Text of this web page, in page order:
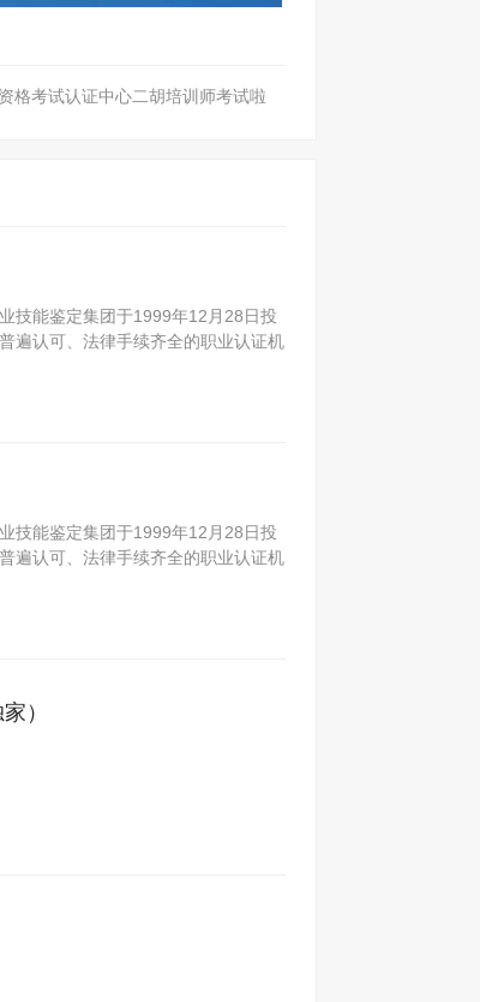
格考试认证中心二胡培训师考试啦
技能鉴定集团于1999年12月28日投
遍认可、法律手续齐全的职业认证机
技能鉴定集团于1999年12月28日投
遍认可、法律手续齐全的职业认证机
）